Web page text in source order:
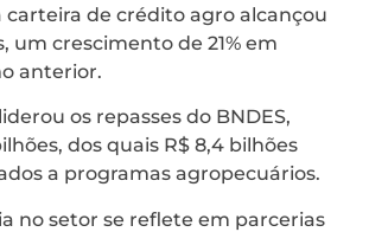
carteira de crédito agro alcançou
um crescimento de 21% em
anterior.
os repasses do BNDES,
dos quais R$ 8,4 bilhões
a programas agropecuários.
no setor se reflete em parcerias